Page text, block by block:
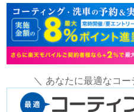
＼ あなたに最適なコ